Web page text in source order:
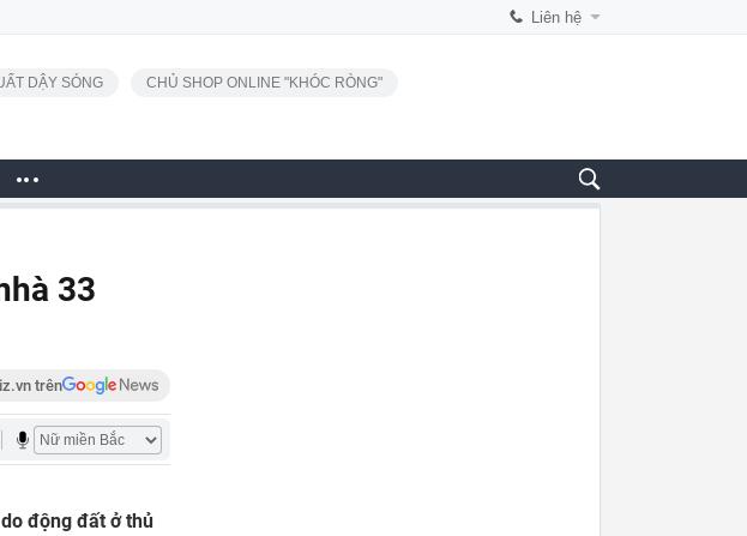
Liên hệ
DẬY SÓNG CHỦ SHOP ONLINE "KHÓC RÒNG"
33
trên
động đất ở thủ